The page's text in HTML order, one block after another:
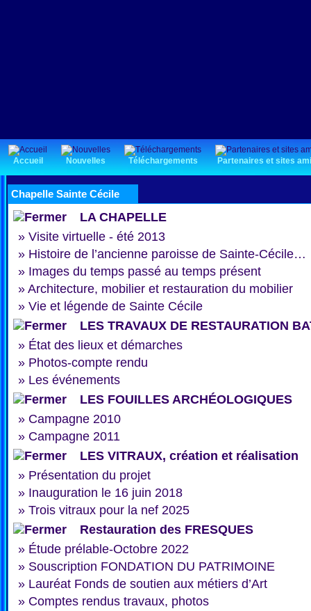
Accueil Nouvelles Téléchargements Partenaires et sites
Chapelle Sainte Cécile
LA CHAPELLE
» Visite virtuelle - été 2013
» Histoire de l’ancienne paroisse de Sainte-Cécile…
» Images du temps passé au temps présent
» Architecture, mobilier et restauration du mobilier
» Vie et légende de Sainte Cécile
LES TRAVAUX DE RESTAURATION
» État des lieux et démarches
» Photos-compte rendu
» Les événements
LES FOUILLES ARCHÉOLOGIQUES
» Campagne 2010
» Campagne 2011
LES VITRAUX, création et réalisation
» Présentation du projet
» Inauguration le 16 juin 2018
» Trois vitraux pour la nef 2025
Restauration des FRESQUES
» Étude prélable-Octobre 2022
» Souscription FONDATION DU PATRIMOINE
» Lauréat Fonds de soutien aux métiers d’Art
» Comptes rendus travaux, photos